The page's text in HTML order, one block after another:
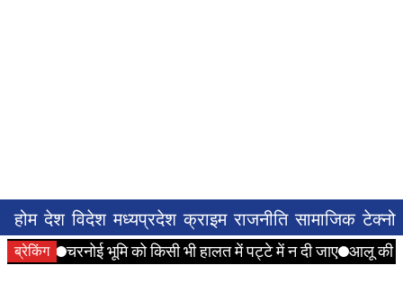
होम देश विदेश मध्यप्रदेश क्राइम राजनीति सामाजिक
ब्रेकिंगचरनोई भूमि को किसी भी हालत में पट्टे में न दी जाए आलू की